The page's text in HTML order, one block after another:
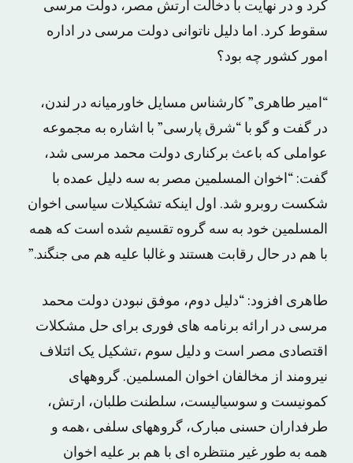
کرد و در نهایت با دخالت ارتش مصر، دولت مرسى
سقوط کرد. اما دلیل ناتوانى دولت مرسى در اداره
امور کشور چه بود؟
“امیر طاهرى” کارشناس مسایل خاورمیانه در لندن،
در گفت و گو با “شرق پارسى” با اشاره به مجموعه
عواملى که باعث برکنارى دولت محمد مرسى شد،
گفت: “اخوان المسلمین مصر به سه دلیل عمده با
شکست روبرو شد. اول اینکه تشکیلات سیاسى اخوان
المسلمین خود به سه گروه تقسیم شده است که همه
با هم در حال رقابت هستند و غالبا علیه هم مى جنگند.”
طاهری افزود: “دلیل دوم، موفق نبودن دولت محمد
مرسى در ارائه برنامه هاى فورى براى حل مشکلات
اقتصادى مصر است و دلیل سوم ،تشکیل یک ائتلاف
نیرومند از مخالفان اخوان المسلمین. گروههاى
کمونیست و سوسیالیست، سلطنت طلبان، ارتش،
طرفداران حسنى مبارک، گروههاى سلفى ،همه و
همه به طور غیر منتظره اى با هم بر علیه اخوان